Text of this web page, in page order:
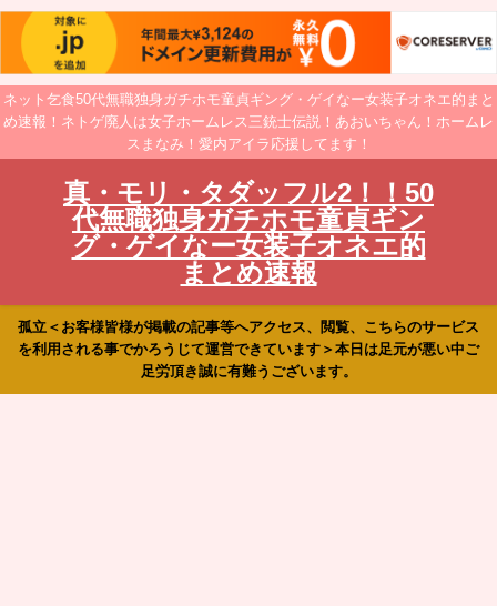
ネット乞食50代無職独身ガチホモ童貞ギング・ゲイなー女装子オネエ的まと
め速報！ネトゲ廃人は女子ホームレス三銃士伝説！あおいちゃん！ホームレ
スまなみ！愛内アイラ応援してます！
真・モリ・タダッフル2！！50
代無職独身ガチホモ童貞ギン
グ・ゲイなー女装子オネエ的
まとめ速報
孤立＜お客様皆様が掲載の記事等へアクセス、閲覧、こちらのサービス
を利用される事でかろうじて運営できています＞本日は足元が悪い中ご
足労頂き誠に有難うございます。